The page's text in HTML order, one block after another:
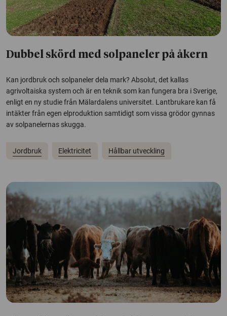
Dubbel skörd med solpaneler på åkern
Kan jordbruk och solpaneler dela mark? Absolut, det kallas
agrivoltaiska system och är en teknik som kan fungera bra i Sverige,
enligt en ny studie från Mälardalens universitet. Lantbrukare kan få
intäkter från egen elproduktion samtidigt som vissa grödor gynnas
av solpanelernas skugga.
Jordbruk Elektricitet Hållbar utveckling